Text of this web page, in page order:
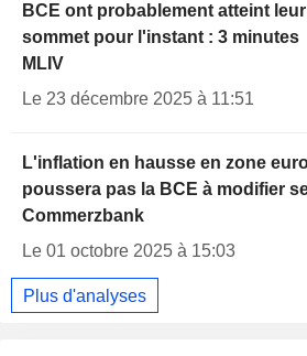
BCE ont probablement atteint leur
sommet pour l'instant : 3 minutes
MLIV
Le 23 décembre 2025 à 11:51
L'inflation en hausse en zone
poussera pas la BCE à modifier
Commerzbank
Le 01 octobre 2025 à 15:03
Plus d'analyses